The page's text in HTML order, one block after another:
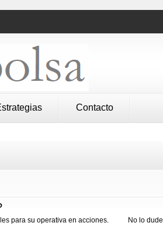
Contacto
para su operativa en acciones. No lo dude